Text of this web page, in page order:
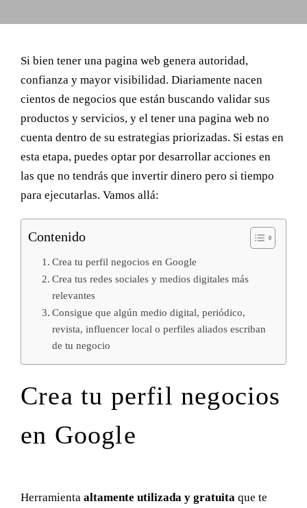
Si bien tener una pagina web genera autoridad,
confianza y mayor visibilidad. Diariamente nacen
cientos de negocios que están buscando validar sus
productos y servicios, y el tener una pagina web no
cuenta dentro de su estrategias priorizadas. Si estas en
esta etapa, puedes optar por desarrollar acciones en
las que no tendrás que invertir dinero pero si tiempo
para ejecutarlas. Vamos allá:
Contenido
Crea tu perfil negocios en Google
Crea tus redes sociales y medios digitales más
relevantes
Consigue que algún medio digital, periódico,
revista, influencer local o perfiles aliados escriban
de tu negocio
Crea tu perfil negocios
en Google
Herramienta altamente utilizada y gratuita que te
Contacto
Nosotros
Cra 18 No 8 – 30